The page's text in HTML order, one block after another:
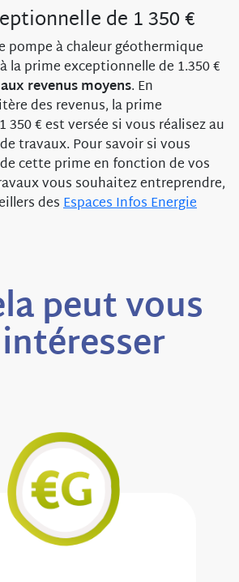
de 1 350 €
pompe à chaleur géothermique
la prime exceptionnelle de 1.350 €
revenus moyens. En
des revenus, la prime
350 € est versée si vous réalisez au
travaux. Pour savoir si vous
cette prime en fonction de vos
vous souhaitez entreprendre,
desEspaces Infos Energie
peut vous
intéresser